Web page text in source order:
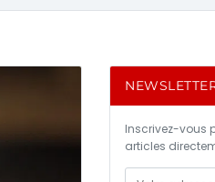
Inscrivez-vous
articles